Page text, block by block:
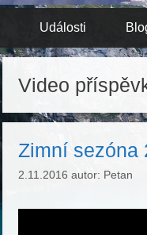
Události
Video
Zimní sezóna
2.11.2016 autor: Petan